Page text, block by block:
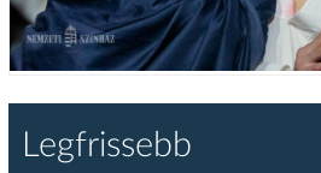
Legfrissebb